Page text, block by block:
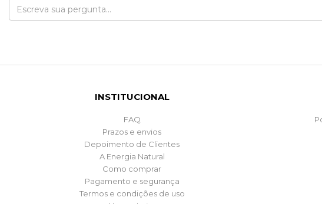
INSTITUCIONAL
FAQ
Prazos e envios
Depoimento de Clientes
A Energia Natural
Como comprar
Pagamento e segurança
Termos e condições de uso